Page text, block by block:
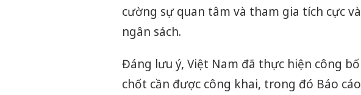
cường sự quan tâm và tham gia tích cực
ngân sách.
Đáng lưu ý, Việt Nam đã thực hiện công
chốt cần được công khai, trong đó Báo